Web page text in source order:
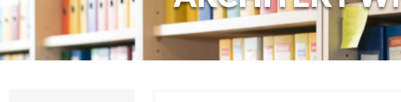
Dokumentacja
20489Projektów z wyceną